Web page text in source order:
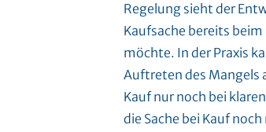
Regelung sieht der
Kaufsache bereits
möchte. In der Praxis
Auftreten des Mangels
Kauf nur noch bei
die Sache bei Kauf